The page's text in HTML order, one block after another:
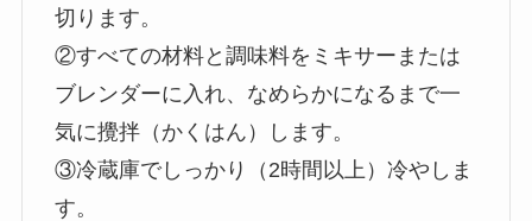
切ります。
②すべての材料と調味料をミキサーまたは
ブレンダーに入れ、なめらかになるまで一
気に攪拌（かくはん）します。
③冷蔵庫でしっかり（2時間以上）冷やしま
す。